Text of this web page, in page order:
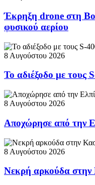
Έκρηξη drone στη
φυσικού αερίου
8 Αυγούστου 2026
Το αδιέξοδο με τους
8 Αυγούστου 2026
Αποχώρησε από την
8 Αυγούστου 2026
Νεκρή αρκούδα στην